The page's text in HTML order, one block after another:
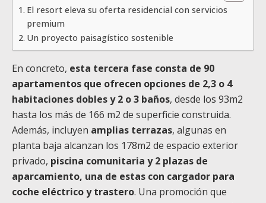
El resort eleva su oferta residencial con servicios
premium
Un proyecto paisagístico sostenible
En concreto, esta tercera fase consta de 90
apartamentos que ofrecen opciones de 2,3 o 4
habitaciones dobles y 2 o 3 baños, desde los 93m2
hasta los más de 166 m2 de superficie construida.
Además, incluyen amplias terrazas, algunas en
planta baja alcanzan los 178m2 de espacio exterior
privado, piscina comunitaria y 2 plazas de
aparcamiento, una de estas con cargador para
coche eléctrico y trastero. Una promoción que